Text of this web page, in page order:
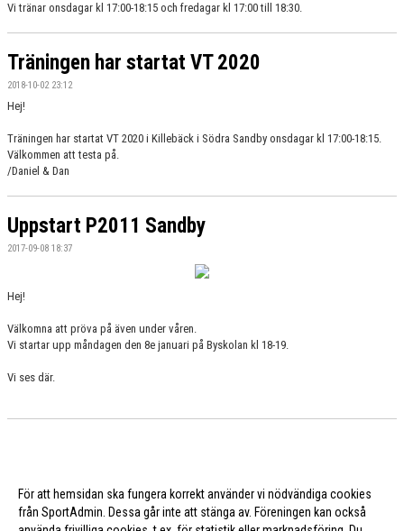
Vi tränar onsdagar kl 17:00-18:15 och fredagar kl 17:00 till 18:30.
Träningen har startat VT 2020
2018-10-02 23:12
Hej!
Träningen har startat VT 2020 i Killebäck i Södra Sandby onsdagar kl 17:00-18:15.
Välkommen att testa på.
/Daniel & Dan
Uppstart P2011 Sandby
2017-09-08 18:37
Hej!
Välkomna att pröva på även under våren.
Vi startar upp måndagen den 8e januari på Byskolan kl 18-19.
Vi ses där.
För att hemsidan ska fungera korrekt använder vi nödvändiga cookies
från SportAdmin. Dessa går inte att stänga av. Föreningen kan också